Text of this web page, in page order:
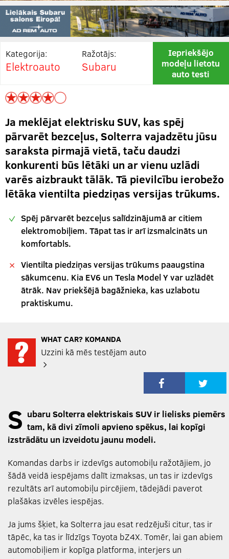
Kategorija:
Elektroauto
Ražotājs:
Subaru
Iepriekšējo
modeļu lietotu
auto testi
Ja meklējat elektrisku SUV, kas spēj
pārvarēt bezceļus, Solterra vajadzētu jūsu
saraksta pirmajā vietā, taču daudzi
konkurenti būs lētāki un ar vienu uzlādi
varēs aizbraukt tālāk. Tā pievilcību ierobežo
lētāka vientilta piedziņas versijas trūkums.
Spēj pārvarēt bezceļus salīdzinājumā ar citiem
elektromobiļiem. Tāpat tas ir arī izsmalcināts un
komfortabls.
Vientilta piedziņas versijas trūkums paaugstina
sākumcenu. Kia EV6 un Tesla Model Y var uzlādēt
ātrāk. Nav priekšējā bagāžnieka, kas uzlabotu
praktiskumu.
WHAT CAR? KOMANDA
Uzzini kā mēs testējam auto
S ubaru Solterra elektriskais SUV ir lielisks piemērs
tam, kā divi zīmoli apvieno spēkus, lai kopīgi
izstrādātu un izveidotu jaunu modeli.
Komandas darbs ir izdevīgs automobiļu ražotājiem, jo
šādā veidā iespējams dalīt izmaksas, un tas ir izdevīgs
rezultāts arī automobiļu pircējiem, tādejādi paverot
plašākas izvēles iespējas.
Ja jums šķiet, ka Solterra jau esat redzējuši citur, tas ir
tāpēc, ka tas ir līdzīgs Toyota bZ4X. Tomēr, lai gan abiem
automobiļiem ir kopīga platforma, interjers un